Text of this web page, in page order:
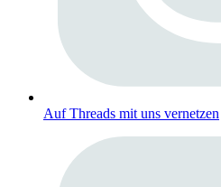
Auf Threads mit uns vernetzen